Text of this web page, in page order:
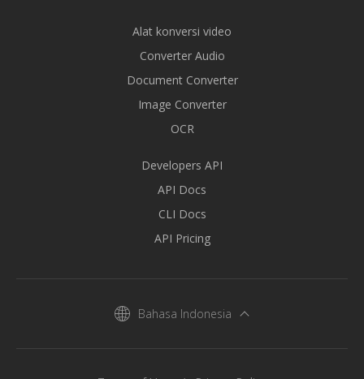
Alat konversi video
Converter Audio
Document Converter
Image Converter
OCR
Developers API
API Docs
CLI Docs
API Pricing
Bahasa Indonesia